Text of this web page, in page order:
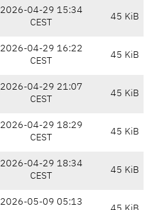
2026-04-29 15:34
CEST
45 KiB
2026-04-29 16:22
CEST
45 KiB
2026-04-29 21:07
CEST
45 KiB
2026-04-29 18:29
CEST
45 KiB
2026-04-29 18:34
CEST
45 KiB
2026-05-09 05:13